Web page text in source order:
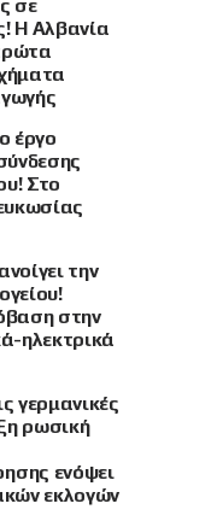
σε
Η Αλβανία
έργο
Στο
την
στην
ηλεκτρικά
γερμανικές
ρωσική
ενόψει
εκλογών